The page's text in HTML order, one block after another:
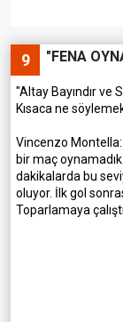
9 "FENA
"Altay Bayındır ve
Kısaca ne
Vincenzo Montella:
bir maç
dakikalarda bu
oluyor. İlk gol
Toparlamaya